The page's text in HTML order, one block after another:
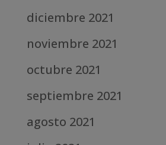
diciembre 2021
noviembre 2021
octubre 2021
septiembre 2021
agosto 2021